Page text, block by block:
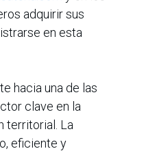
adquirir sus
en esta
hacia una de las
clave en la
territorial. La
eficiente y